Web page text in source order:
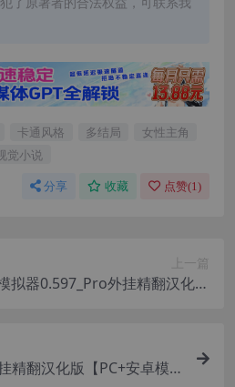
卡通风格 多结局
女性主角
觉小说
分享 收藏 点赞(1)
上一篇
拟器0.597_Pro外挂精翻汉化版
2G】
精翻汉化版【PC+安卓模